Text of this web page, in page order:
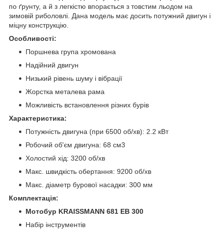
по ґрунту, а й з легкістю впорається з товстим льодом на
зимовій риболовлі. Дана модель має досить потужний двигун і
міцну конструкцію.
Особливості:
Поршнева група хромована
Надійний двигун
Низький рівень шуму і вібрації
Жорстка металева рама
Можливість встановлення різних бурів
Характеристика:
Потужність двигуна (при 6500 об/хв): 2.2 кВт
Робочий об'єм двигуна: 68 см3
Холостий хід: 3200 об/хв
Макс. швидкість обертання: 9200 об/хв
Макс. діаметр бурової насадки: 300 мм
Комплектація:
Мотобур KRAISSMANN 681 EB 300
Набір інструментів